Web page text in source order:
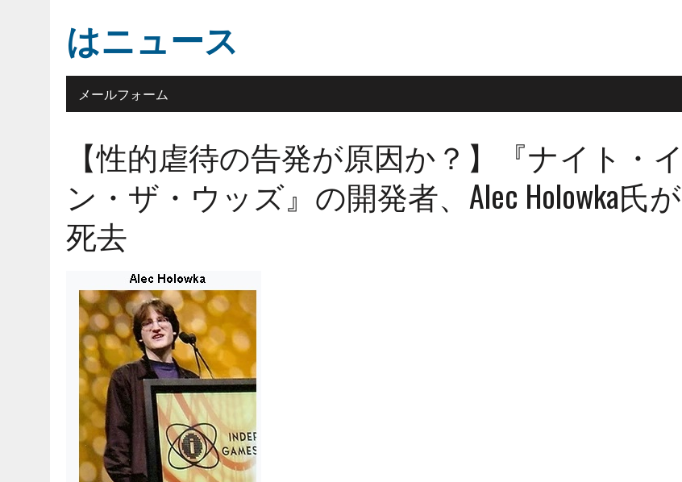
はニュース
メールフォーム
【性的虐待の告発が原因か？】『ナイト・イ
ン・ザ・ウッズ』の開発者、Alec Holowka氏が
死去